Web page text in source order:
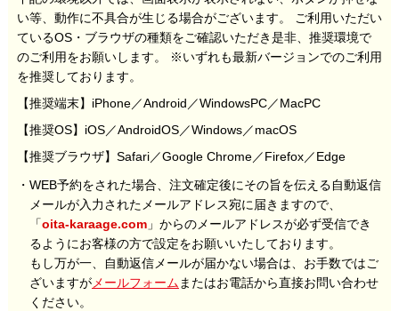
い等、動作に不具合が生じる場合がございます。 ご利用いただい
ているOS・ブラウザの種類をご確認いただき是非、推奨環境で
のご利用をお願いします。 ※いずれも最新バージョンでのご利用
を推奨しております。
【推奨端末】iPhone／Android／WindowsPC／MacPC
【推奨OS】iOS／AndroidOS／Windows／macOS
【推奨ブラウザ】Safari／Google Chrome／Firefox／Edge
・WEB予約をされた場合、注文確定後にその旨を伝える自動返信
メールが入力されたメールアドレス宛に届きますので、
「oita-karaage.com」からのメールアドレスが必ず受信でき
るようにお客様の方で設定をお願いいたしております。
もし万が一、自動返信メールが届かない場合は、お手数ではご
ざいますがメールフォームまたはお電話から直接お問い合わせ
ください。